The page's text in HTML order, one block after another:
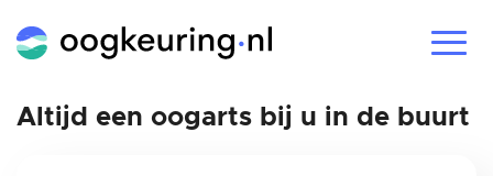
Locaties
Altijd een oogarts bij u in de buurt